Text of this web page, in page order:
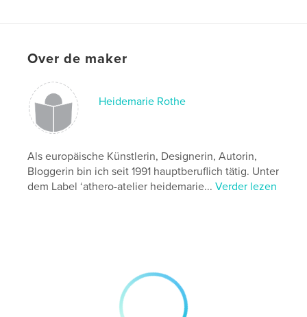
Hoofdcategorie:
Aantal pagina's:
ISBN
Paperback: 9798319841759
TaalGerman
Trefwoorden
Over de maker
Heidemarie Rothe
Als europäische Künstlerin, Designerin, Autorin,
Bloggerin bin ich seit 1991 hauptberuflich tätig. Unter
dem Label ‘athero-atelier heidemarie...Verder lezen